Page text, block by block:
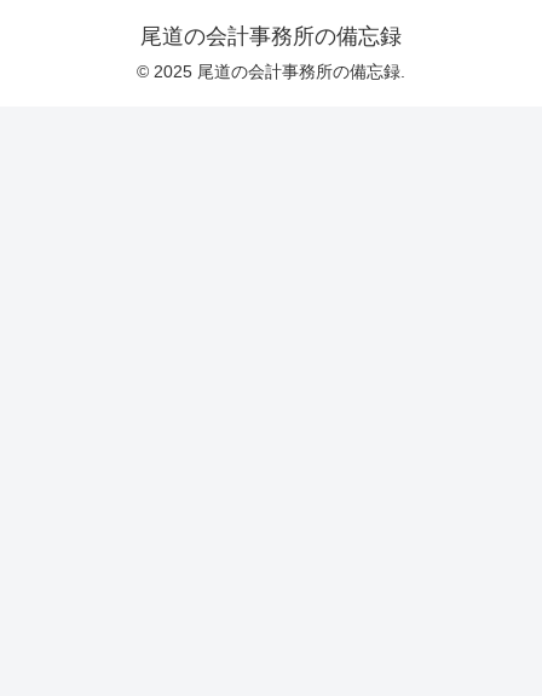
尾道の会計事務所の備忘録
© 2025 尾道の会計事務所の備忘録.